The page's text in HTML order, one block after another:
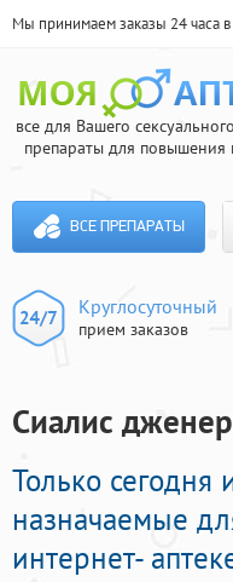
Мы принимаем заказы 24 часа в
все для Вашего
препараты для повышения
ВСЕ ПРЕПАРАТЫ
Круглосуточный
прием заказов
Сиалис
Только
назначаемые
интернет-